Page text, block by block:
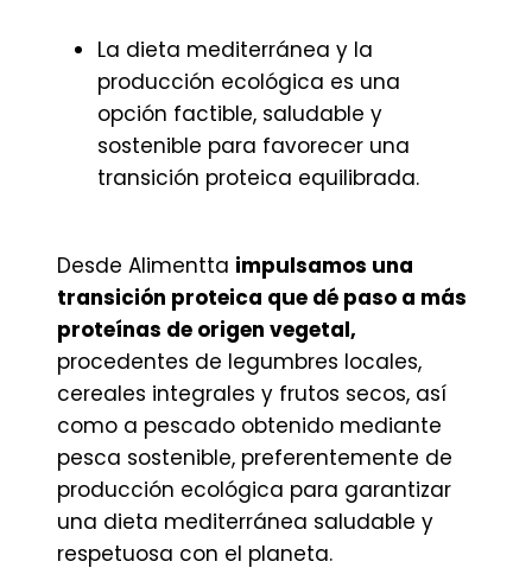
La dieta mediterránea y la
producción ecológica es una
opción factible, saludable y
sostenible para favorecer una
transición proteica equilibrada.
Desde Alimentta impulsamos una
transición proteica que dé paso a más
proteínas de origen vegetal,
procedentes de legumbres locales,
cereales integrales y frutos secos, así
como a pescado obtenido mediante
pesca sostenible, preferentemente de
producción ecológica para garantizar
una dieta mediterránea saludable y
respetuosa con el planeta.